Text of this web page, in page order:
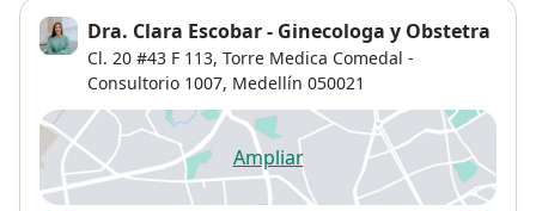
Dra. Clara Escobar - Ginecologa y Obstetra
Cl. 20 #43 F 113, Torre Medica Comedal -
Consultorio 1007, Medellín 050021
Ampliarse abre en una nueva